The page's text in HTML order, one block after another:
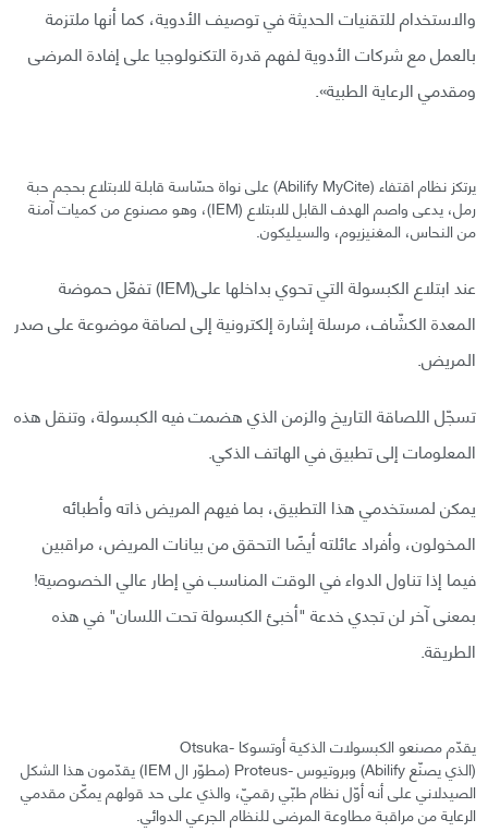
والاستخدام للتقنيات الحديثة في توصيف الأدوية، كما أنها ملتزمة
بالعمل مع شركات الأدوية لفهم قدرة التكنولوجيا على إفادة المرضى
ومقدمي الرعاية الطبية».
يرتكز نظام اقتفاء (Abilify MyCite) على نواة حسّاسة قابلة للابتلاع بحجم حبة
رمل، يدعى واصم الهدف القابل للابتلاع (IEM)، وهو مصنوع من كميات آمنة
من النحاس، المغنيزيوم، والسيليكون.
عند ابتلاع الكبسولة التي تحوي بداخلها على(IEM) تفعّل حموضة
المعدة الكشّاف، مرسلة إشارة إلكترونية إلى لصاقة موضوعة على صدر
المريض.
تسجّل اللصاقة التاريخ والزمن الذي هضمت فيه الكبسولة، وتنقل هذه
المعلومات إلى تطبيق في الهاتف الذكي.
يمكن لمستخدمي هذا التطبيق، بما فيهم المريض ذاته وأطبائه
المخولون، وأفراد عائلته أيضًا التحقق من بيانات المريض، مراقبين
فيما إذا تناول الدواء في الوقت المناسب في إطار عالي الخصوصية!
بمعنى آخر لن تجدي خدعة "أخبئ الكبسولة تحت اللسان" في هذه
الطريقة.
يقدّم مصنعو الكبسولات الذكية أوتسوكا -Otsuka
(الذي يصنّع Abilify) وبروتيوس -Proteus (مطوّر ال IEM) يقدّمون هذا الشكل
الصيدلاني على أنه أوّل نظام طبّي رقميّ، والذي على حد قولهم يمكّن مقدمي
الرعاية من مراقبة مطاوعة المرضى للنظام الجرعي الدوائي.